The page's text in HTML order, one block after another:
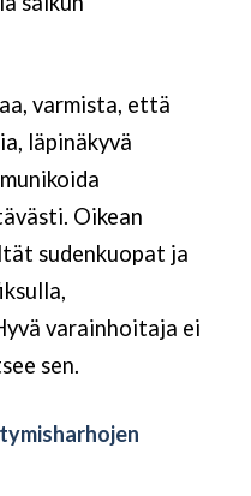
varmista, että
läpinäkyvä
Oikean
sudenkuopat ja
varainhoitaja ei
sen.